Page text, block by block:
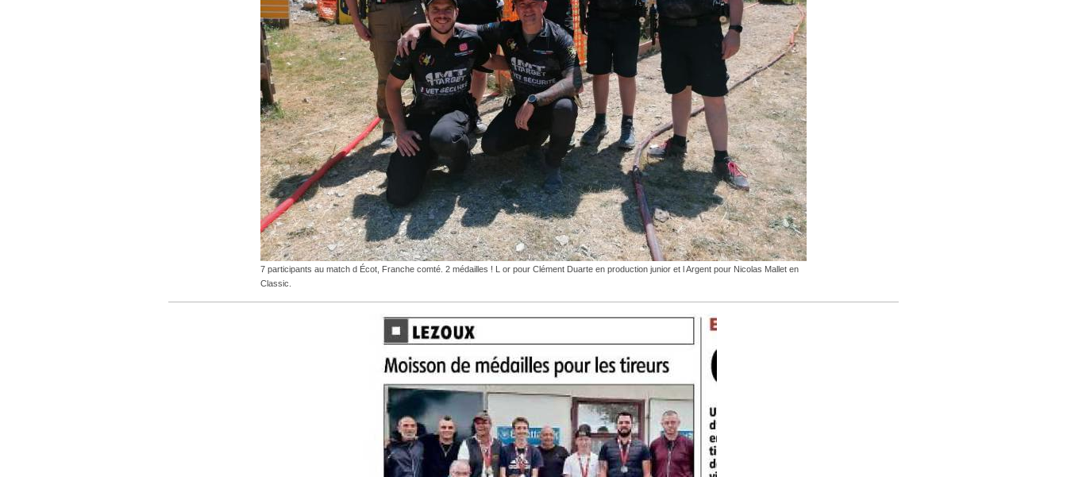
7 participants au match d Écot, Franche comté. 2 médailles ! L or pour Clément Duarte en production junior et l Argent pour Nicolas Mallet en
Classic.